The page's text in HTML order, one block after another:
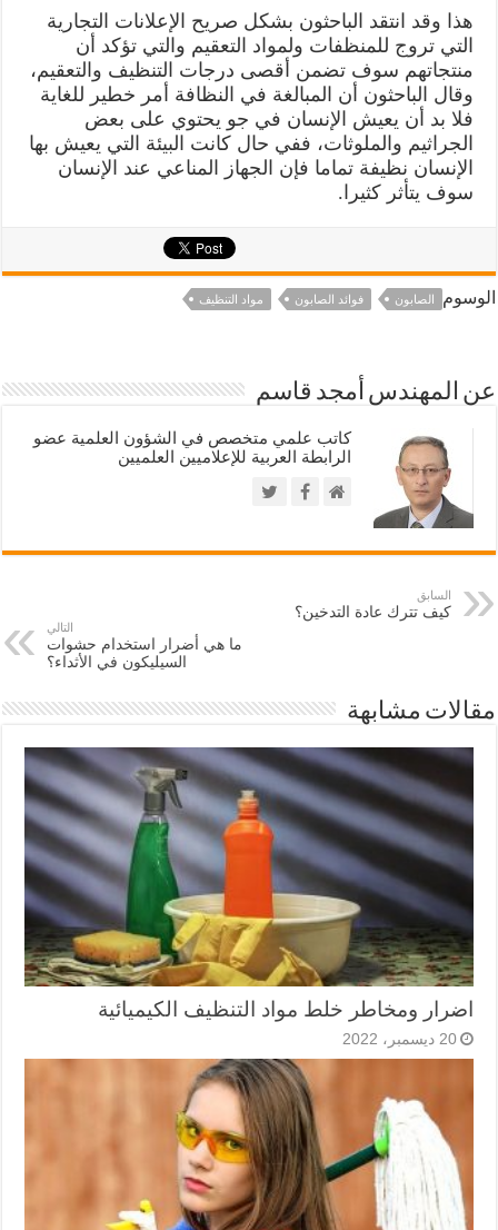
هذا وقد انتقد الباحثون بشكل صريح الإعلانات التجارية
التي تروج للمنظفات ولمواد التعقيم والتي تؤكد أن
منتجاتهم سوف تضمن أقصى درجات التنظيف والتعقيم،
وقال الباحثون أن المبالغة في النظافة أمر خطير للغاية
فلا بد أن يعيش الإنسان في جو يحتوي على بعض
الجراثيم والملوثات، ففي حال كانت البيئة التي يعيش بها
الإنسان نظيفة تماما فإن الجهاز المناعي عند الإنسان
سوف يتأثر كثيرا.
الوسوم الصابون فوائد الصابون مواد التنظيف
عن المهندس أمجد قاسم
كاتب علمي متخصص في الشؤون العلمية عضو
الرابطة العربية للإعلاميين العلميين
السابق
كيف تترك عادة التدخين؟
التالي
ما هي أضرار استخدام حشوات
السيليكون في الأثداء؟
مقالات مشابهة
اضرار ومخاطر خلط مواد التنظيف الكيميائية
20 ديسمبر، 2022